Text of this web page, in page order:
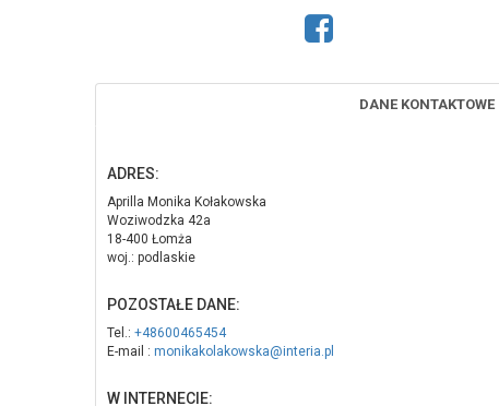
DANE KONTAKTOWE
ADRES:
Aprilla Monika Kołakowska
Woziwodzka 42a
18-400 Łomża
woj.: podlaskie
POZOSTAŁE DANE:
Tel.: +48600465454
E-mail : monikakolakowska@interia.pl
W INTERNECIE: